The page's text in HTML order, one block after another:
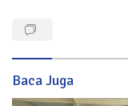
Baca Juga